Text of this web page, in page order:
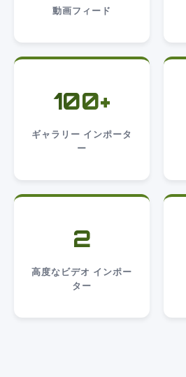
動画フィード
100+
ギャラリー インポータ
ー
2
高度なビデオ インポー
ター